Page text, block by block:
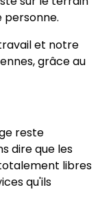
personne.
et notre
grâce au
reste
dire que les
libres
qu'ils